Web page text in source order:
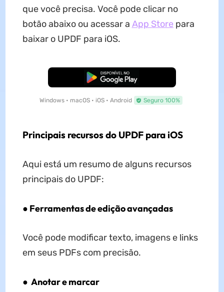
que você precisa. Você pode clicar no
botão abaixo ou acessar a App Store para
baixar o UPDF para iOS.
Baixar Grátis
Windows • macOS • iOS • Android Seguro 100%
Principais recursos do UPDF para iOS
Aqui está um resumo de alguns recursos
principais do UPDF:
● Ferramentas de edição avançadas
Você pode modificar texto, imagens e links
em seus PDFs com precisão.
● Anotar e marcar